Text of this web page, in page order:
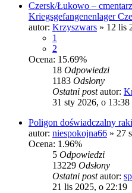
Czersk/Łukowo –
Kriegsgefangenenlager
autor: Krzyszwars » 12 lis
1
2
Ocena: 15.69%
18 Odpowiedzi
1183 Odsłony
Ostatni postautor:
31 sty 2026, o 13:38
Poligon doświadczalny
autor: niespokojna66 » 27
Ocena: 1.96%
5 Odpowiedzi
13229 Odsłony
Ostatni postautor:
21 lis 2025, o 22:19